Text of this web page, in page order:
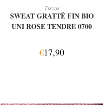
AJOUTER AU PANIER
Tissus
SWEAT GRATTÉ FIN BIO
UNI ROSE TENDRE 0700
€17,90